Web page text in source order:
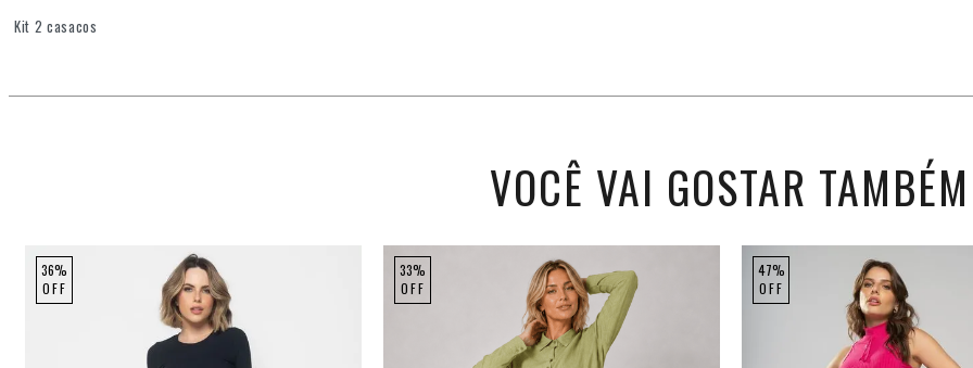
Kit 2 casacos
VOCÊ VAI GOSTAR TAMBÉM
36%
OFF
33%
OFF
47%
OFF